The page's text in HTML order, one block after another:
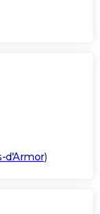
d'Armor)